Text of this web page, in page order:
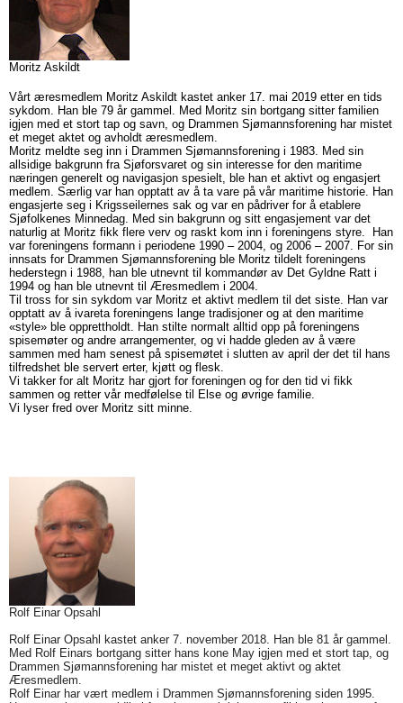
Moritz Askildt
Vårt æresmedlem Moritz Askildt kastet anker 17. mai 2019 etter en tids
sykdom. Han ble 79 år gammel. Med Moritz sin bortgang sitter familien
igjen med et stort tap og savn, og Drammen Sjømannsforening har mistet
et meget aktet og avholdt æresmedlem.
Moritz meldte seg inn i Drammen Sjømannsforening i 1983. Med sin
allsidige bakgrunn fra Sjøforsvaret og sin interesse for den maritime
næringen generelt og navigasjon spesielt, ble han et aktivt og engasjert
medlem. Særlig var han opptatt av å ta vare på vår maritime historie. Han
engasjerte seg i Krigsseilernes sak og var en pådriver for å etablere
Sjøfolkenes Minnedag. Med sin bakgrunn og sitt engasjement var det
naturlig at Moritz fikk flere verv og raskt kom inn i foreningens styre. Han
var foreningens formann i periodene 1990 – 2004, og 2006 – 2007. For sin
innsats for Drammen Sjømannsforening ble Moritz tildelt foreningens
hederstegn i 1988, han ble utnevnt til kommandør av Det Gyldne Ratt i
1994 og han ble utnevnt til Æresmedlem i 2004.
Til tross for sin sykdom var Moritz et aktivt medlem til det siste. Han var
opptatt av å ivareta foreningens lange tradisjoner og at den maritime
«style» ble opprettholdt. Han stilte normalt alltid opp på foreningens
spisemøter og andre arrangementer, og vi hadde gleden av å være
sammen med ham senest på spisemøtet i slutten av april der det til hans
tilfredshet ble servert erter, kjøtt og flesk.
Vi takker for alt Moritz har gjort for foreningen og for den tid vi fikk
sammen og retter vår medfølelse til Else og øvrige familie.
Vi lyser fred over Moritz sitt minne.
Rolf Einar Opsahl
Rolf Einar Opsahl kastet anker 7. november 2018. Han ble 81 år gammel.
Med Rolf Einars bortgang sitter hans kone May igjen med et stort tap, og
Drammen Sjømannsforening har mistet et meget aktivt og aktet
Æresmedlem.
Rolf Einar har vært medlem i Drammen Sjømannsforening siden 1995.